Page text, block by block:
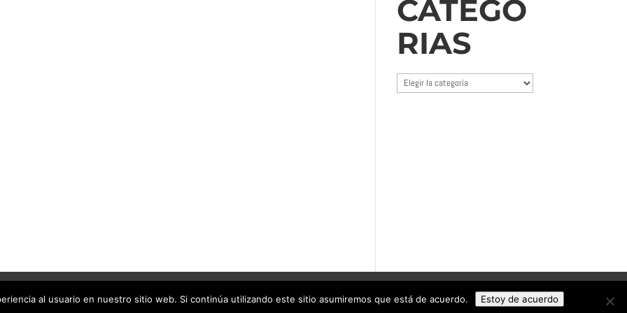
CATEGO
RIAS
Categorias
ALMERIA - TODOS LOS DERECHOS RESERVADOS.
al usuario en nuestro sitio web. Si continúa utilizando este sitio asumiremos que está de acuerdo. Estoy de acuerdo